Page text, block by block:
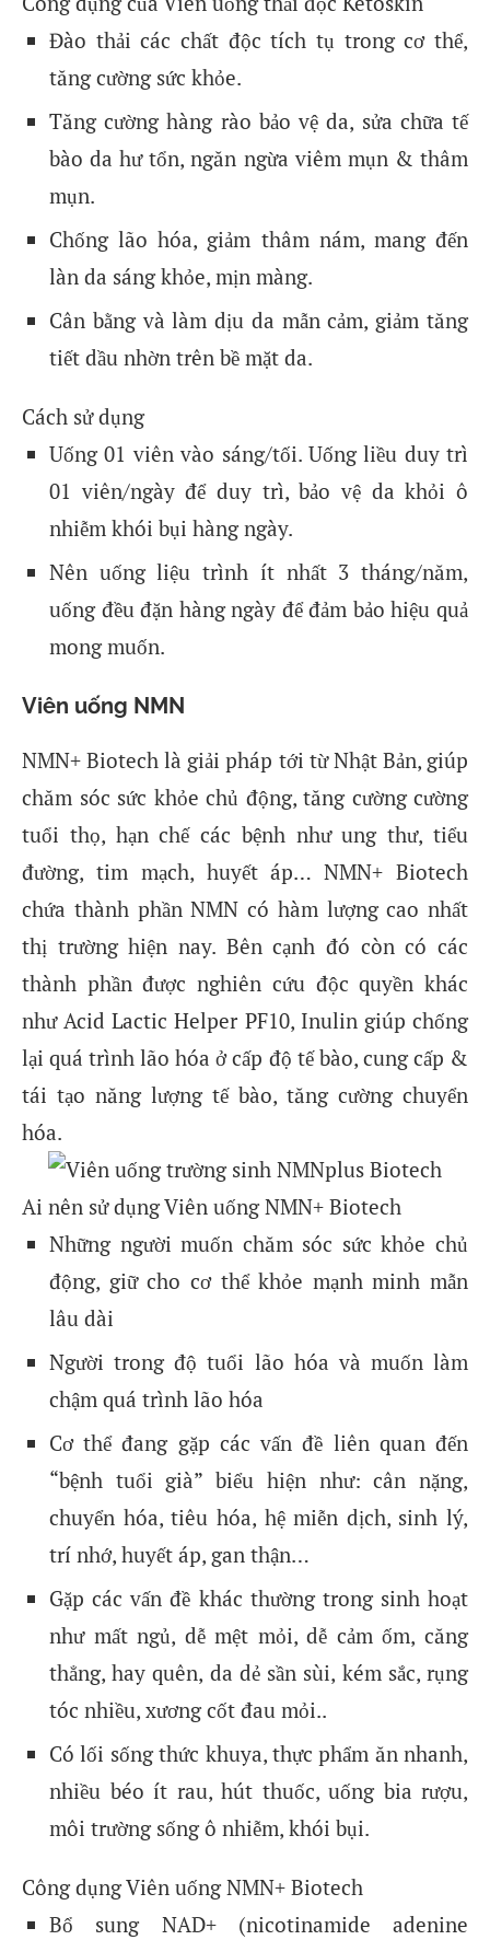
Đào thải các chất độc tích tụ trong cơ thể,
tăng cường sức khỏe.
Tăng cường hàng rào bảo vệ da, sửa chữa tế
bào da hư tổn, ngăn ngừa viêm mụn & thâm
mụn.
Chống lão hóa, giảm thâm nám, mang đến
làn da sáng khỏe, mịn màng.
Cân bằng và làm dịu da mẫn cảm, giảm tăng
tiết dầu nhờn trên bề mặt da.
Cách sử dụng
Uống 01 viên vào sáng/tối. Uống liều duy trì
01 viên/ngày để duy trì, bảo vệ da khỏi ô
nhiễm khói bụi hàng ngày.
Nên uống liệu trình ít nhất 3 tháng/năm,
uống đều đặn hàng ngày để đảm bảo hiệu quả
mong muốn.
Viên uống NMN
NMN+ Biotech là giải pháp tới từ Nhật Bản, giúp
chăm sóc sức khỏe chủ động, tăng cường cường
tuổi thọ, hạn chế các bệnh như ung thư, tiểu
đường, tim mạch, huyết áp… NMN+ Biotech
chứa thành phần NMN có hàm lượng cao nhất
thị trường hiện nay. Bên cạnh đó còn có các
thành phần được nghiên cứu độc quyền khác
như Acid Lactic Helper PF10, Inulin giúp chống
lại quá trình lão hóa ở cấp độ tế bào, cung cấp &
tái tạo năng lượng tế bào, tăng cường chuyển
hóa.
Ai nên sử dụng Viên uống NMN+ Biotech
Những người muốn chăm sóc sức khỏe chủ
động, giữ cho cơ thể khỏe mạnh minh mẫn
lâu dài
Người trong độ tuổi lão hóa và muốn làm
chậm quá trình lão hóa
Cơ thể đang gặp các vấn đề liên quan đến
“bệnh tuổi già” biểu hiện như: cân nặng,
chuyển hóa, tiêu hóa, hệ miễn dịch, sinh lý,
trí nhớ, huyết áp, gan thận…
Gặp các vấn đề khác thường trong sinh hoạt
như mất ngủ, dễ mệt mỏi, dễ cảm ốm, căng
thẳng, hay quên, da dẻ sần sùi, kém sắc, rụng
tóc nhiều, xương cốt đau mỏi..
Có lối sống thức khuya, thực phẩm ăn nhanh,
nhiều béo ít rau, hút thuốc, uống bia rượu,
môi trường sống ô nhiễm, khói bụi.
Công dụng Viên uống NMN+ Biotech
Bổ sung NAD+ (nicotinamide adenine